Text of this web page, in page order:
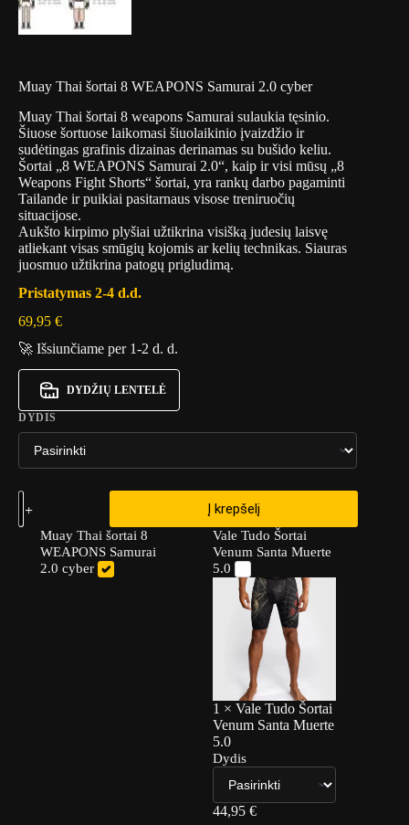
Muay Thai šortai 8 WEAPONS Samurai 2.0 cyber
Muay Thai šortai 8 weapons Samurai sulaukia tęsinio.
Šiuose šortuose laikomasi šiuolaikinio įvaizdžio ir
sudėtingas grafinis dizainas derinamas su bušido keliu.
Šortai „8 WEAPONS Samurai 2.0“, kaip ir visi mūsų „8
Weapons Fight Shorts“ šortai, yra rankų darbo pagaminti
Tailande ir puikiai pasitarnaus visose treniruočių
situacijose.
Aukšto kirpimo plyšiai užtikrina visišką judesių laisvę
atliekant visas smūgių kojomis ar kelių technikas. Siauras
juosmuo užtikrina patogų prigludimą.
Pristatymas 2-4 d.d.
69,95 €
🚀 Išsiunčiame per 1-2 d. d.
DYDŽIŲ LENTELĖ
DYDIS
Į krepšelį
Muay Thai šortai 8
WEAPONS Samurai
2.0 cyber
Vale Tudo Šortai
Venum Santa Muerte
5.0
1 × Vale Tudo Šortai
Venum Santa Muerte
5.0
Dydis
44,95 €